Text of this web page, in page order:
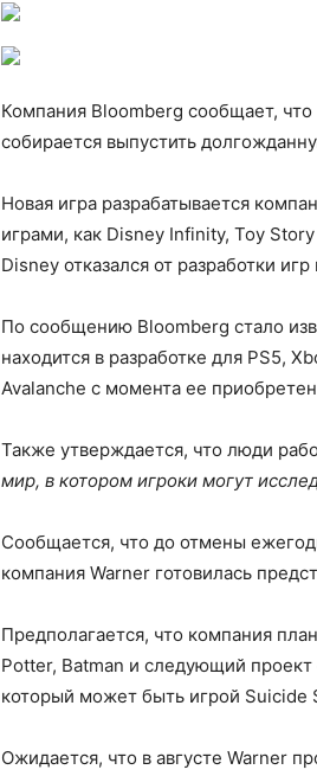
Компания Bloomberg сообщает,
собирается выпустить
Новая игра разрабатывается
играми, как Disney Infinity, Toy
Disney отказался от разработки игр
По сообщению Bloomberg стало
находится в разработке для PS5,
Avalanche с момента ее
Также утверждается, что люди
мир, в котором игроки могут
Сообщается, что до отмены
компания Warner готовилась
Предполагается, что компания
Potter, Batman и следующий проект
который может быть игрой Suicide
Ожидается, что в августе Warner